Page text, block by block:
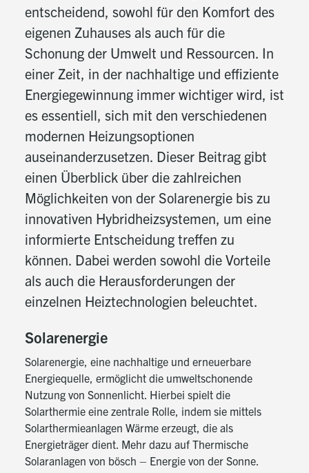
entscheidend, sowohl für den Komfort des
eigenen Zuhauses als auch für die
Schonung der Umwelt und Ressourcen. In
einer Zeit, in der nachhaltige und effiziente
Energiegewinnung immer wichtiger wird, ist
es essentiell, sich mit den verschiedenen
modernen Heizungsoptionen
auseinanderzusetzen. Dieser Beitrag gibt
einen Überblick über die zahlreichen
Möglichkeiten von der Solarenergie bis zu
innovativen Hybridheizsystemen, um eine
informierte Entscheidung treffen zu
können. Dabei werden sowohl die Vorteile
als auch die Herausforderungen der
einzelnen Heiztechnologien beleuchtet.
Solarenergie
Solarenergie, eine nachhaltige und erneuerbare
Energiequelle, ermöglicht die umweltschonende
Nutzung von Sonnenlicht. Hierbei spielt die
Solarthermie eine zentrale Rolle, indem sie mittels
Solarthermieanlagen Wärme erzeugt, die als
Energieträger dient. Mehr dazu auf Thermische
Solaranlagen von bösch – Energie von der Sonne.